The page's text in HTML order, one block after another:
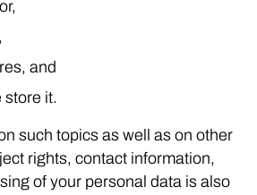
and
store it.
such topics as well as on other
rights, contact information,
of your personal data is also